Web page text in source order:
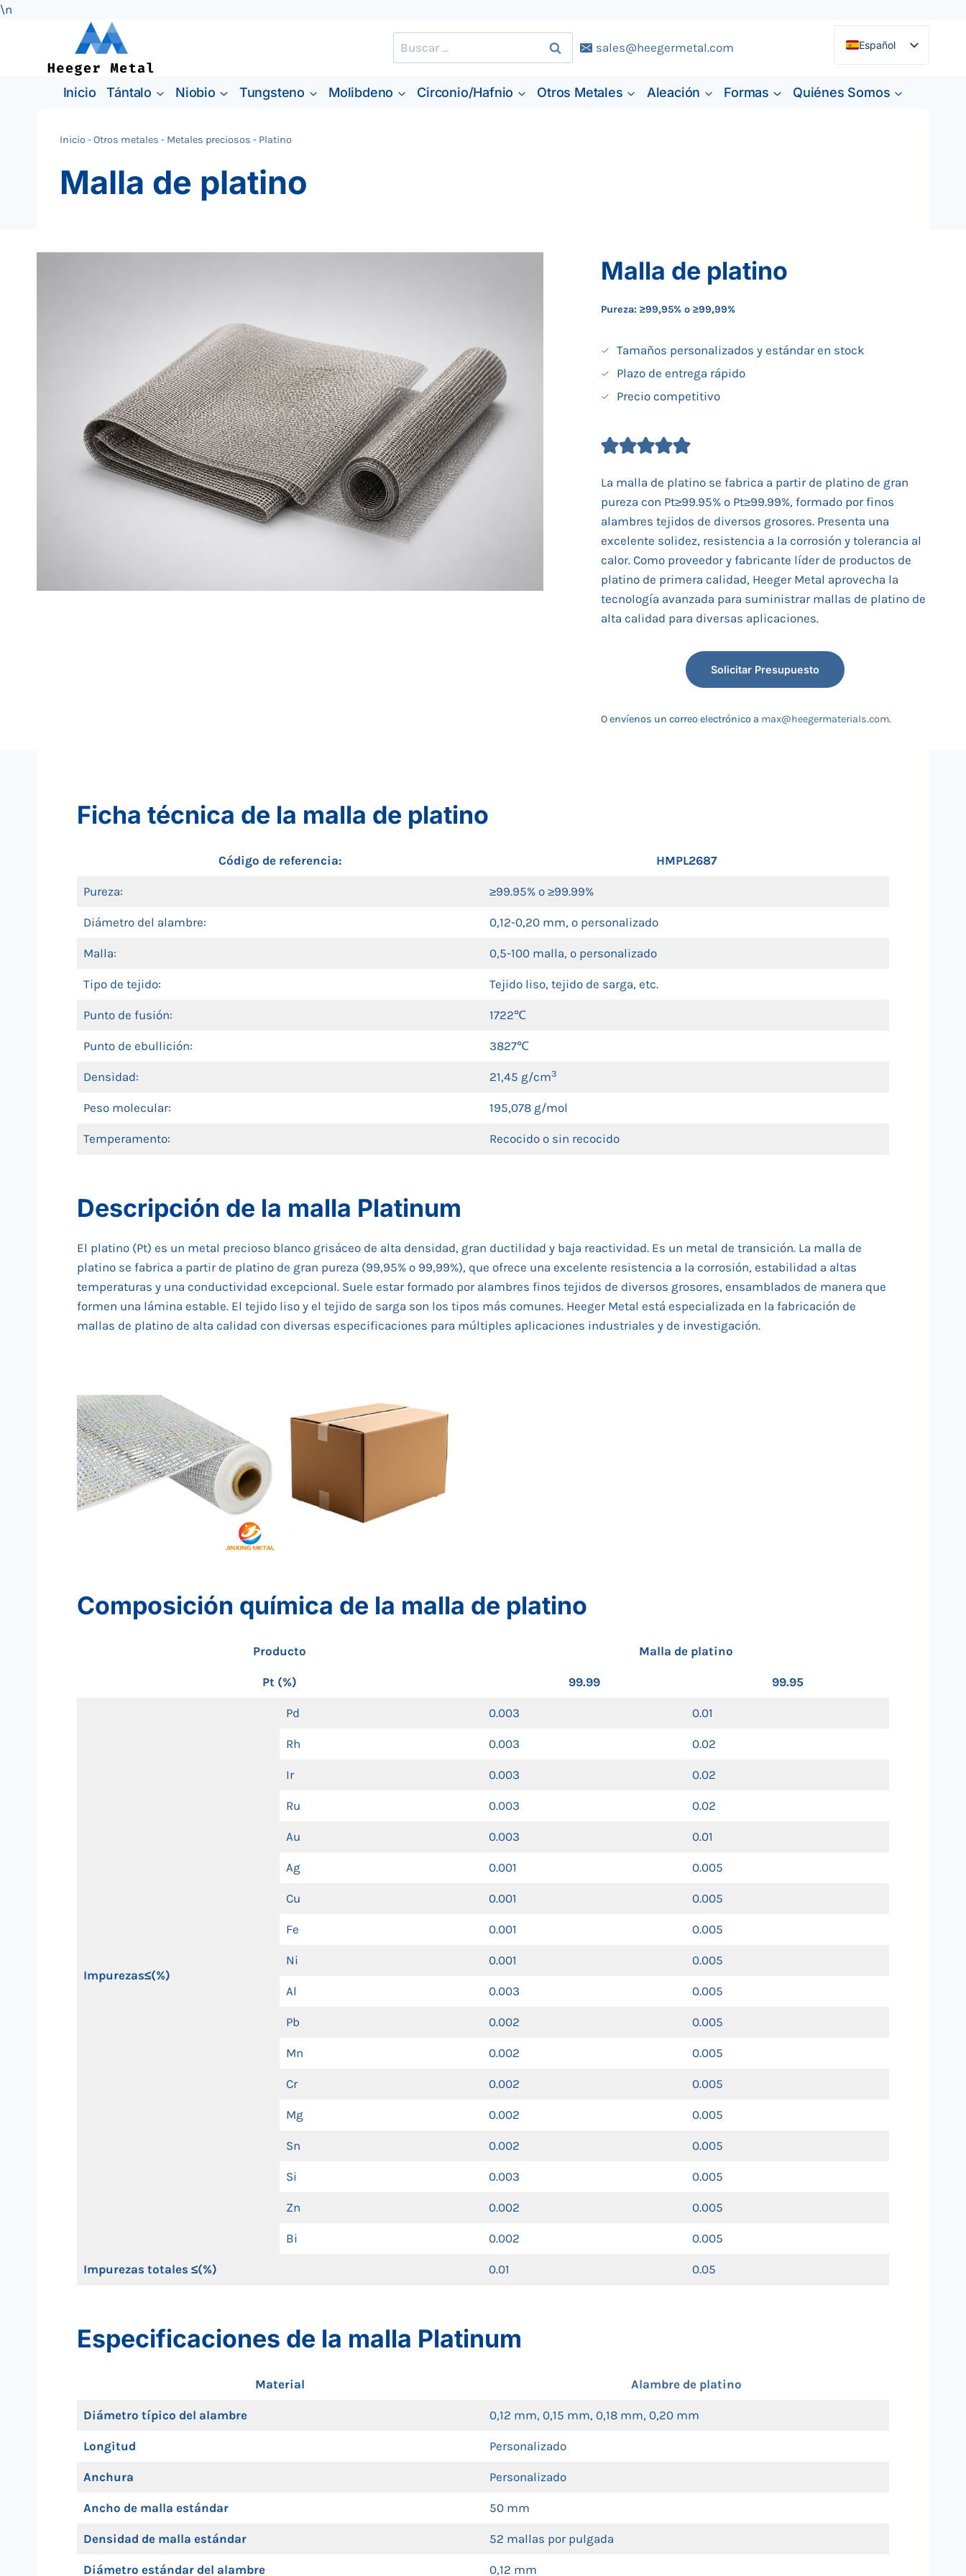
\n
Contenido
Buscar: sales@heegermetal.com
Español
English
Deutsch
Inicio Tántalo Niobio Tungsteno Molibdeno Circonio/Hafnio Otros Metales Aleación Formas Quiénes Somos
Inicio-Otros metales - Metales preciosos - Platino
Malla de platino
Malla de platino
Pureza: ≥99,95% o ≥99,99%
Tamaños personalizados y estándar en stock
Plazo de entrega rápido
Precio competitivo
La malla de platino se fabrica a partir de platino de gran
pureza con Pt≥99.95% o Pt≥99.99%, formado por finos
alambres tejidos de diversos grosores. Presenta una
excelente solidez, resistencia a la corrosión y tolerancia al
calor. Como proveedor y fabricante líder de productos de
platino de primera calidad, Heeger Metal aprovecha la
tecnología avanzada para suministrar mallas de platino de
alta calidad para diversas aplicaciones.
Solicitar Presupuesto
O envíenos un correo electrónico a max@heegermaterials.com.
Ficha técnica de la malla de platino
Código de referencia: HMPL2687
Pureza: ≥99.95% o ≥99.99%
Diámetro del alambre: 0,12-0,20 mm, o personalizado
Malla: 0,5-100 malla, o personalizado
Tipo de tejido: Tejido liso, tejido de sarga, etc.
Punto de fusión: 1722℃
Punto de ebullición: 3827℃
Densidad: 21,45 g/cm3
Peso molecular: 195,078 g/mol
Temperamento: Recocido o sin recocido
Descripción de la malla Platinum
El platino (Pt) es un metal precioso blanco grisáceo de alta densidad, gran ductilidad y baja reactividad. Es un metal de transición. La malla de
platino se fabrica a partir de platino de gran pureza (99,95% o 99,99%), que ofrece una excelente resistencia a la corrosión, estabilidad a altas
temperaturas y una conductividad excepcional. Suele estar formado por alambres finos tejidos de diversos grosores, ensamblados de manera que
formen una lámina estable. El tejido liso y el tejido de sarga son los tipos más comunes. Heeger Metal está especializada en la fabricación de
mallas de platino de alta calidad con diversas especificaciones para múltiples aplicaciones industriales y de investigación.
Composición química de la malla de platino
Producto Malla de platino
Pt (%) 99.99 99.95
Impurezas≤(%)
Pd 0.003 0.01
Rh 0.003 0.02
Ir 0.003 0.02
Ru 0.003 0.02
Au 0.003 0.01
Ag 0.001 0.005
Cu 0.001 0.005
Fe 0.001 0.005
Ni 0.001 0.005
Al 0.003 0.005
Pb 0.002 0.005
Mn 0.002 0.005
Cr 0.002 0.005
Mg 0.002 0.005
Sn 0.002 0.005
Si 0.003 0.005
Zn 0.002 0.005
Bi 0.002 0.005
Impurezas totales ≤(%) 0.01 0.05
Especificaciones de la malla Platinum
Material Alambre de platino
Diámetro típico del alambre 0,12 mm, 0,15 mm, 0,18 mm, 0,20 mm
Longitud Personalizado
Anchura Personalizado
Ancho de malla estándar 50 mm
Densidad de malla estándar 52 mallas por pulgada
Diámetro estándar del alambre 0,12 mm